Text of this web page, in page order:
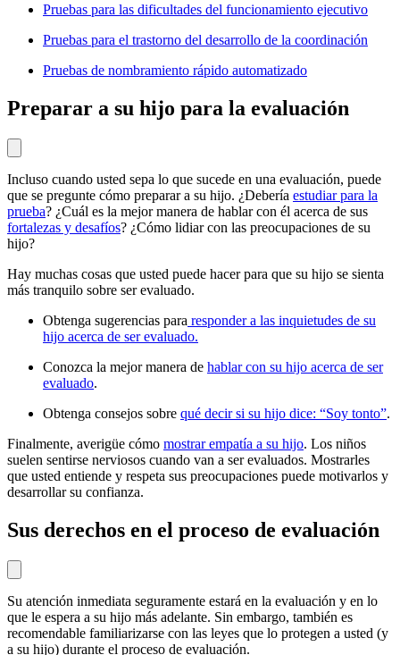
Pruebas para las dificultades del funcionamiento ejecutivo
Pruebas para el trastorno del desarrollo de la coordinación
Pruebas de nombramiento rápido automatizado
Preparar a su hijo para la evaluación
Incluso cuando usted sepa lo que sucede en una evaluación, puede
que se pregunte cómo preparar a su hijo. ¿Debería estudiar para la
prueba? ¿Cuál es la mejor manera de hablar con él acerca de sus
fortalezas y desafíos? ¿Cómo lidiar con las preocupaciones de su
hijo?
Hay muchas cosas que usted puede hacer para que su hijo se sienta
más tranquilo sobre ser evaluado.
Obtenga sugerencias para responder a las inquietudes de su
hijo acerca de ser evaluado.
Conozca la mejor manera de hablar con su hijo acerca de ser
evaluado.
Obtenga consejos sobre qué decir si su hijo dice: “Soy tonto”.
Finalmente, averigüe cómo mostrar empatía a su hijo. Los niños
suelen sentirse nerviosos cuando van a ser evaluados. Mostrarles
que usted entiende y respeta sus preocupaciones puede motivarlos y
desarrollar su confianza.
Sus derechos en el proceso de evaluación
Su atención inmediata seguramente estará en la evaluación y en lo
que le espera a su hijo más adelante. Sin embargo, también es
recomendable familiarizarse con las leyes que lo protegen a usted (y
a su hijo) durante el proceso de evaluación.